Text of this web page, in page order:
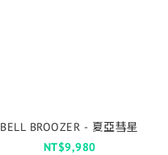
BELL BROOZER - 夏亞彗星
NT$9,980